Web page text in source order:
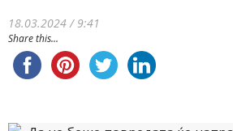
18.03.2024 / 9:41
Share this...